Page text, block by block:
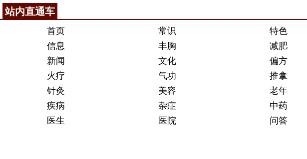
站内直通车
首页 常识 特色
信息
丰胸 减肥
新闻
文化 偏方
火疗
气功 推拿
针灸
美容 老年
疾病
杂症 中药
医生
医院 问答